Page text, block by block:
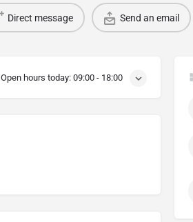
Direct message Send an email
Open hours today: 09:00 - 18:00